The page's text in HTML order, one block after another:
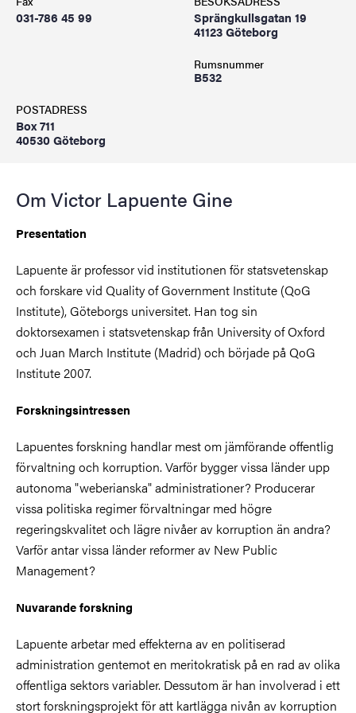
031-786 45 99
Sprängkullsgatan 19
41123 Göteborg
Rumsnummer
B532
POSTADRESS
Box 711
40530 Göteborg
Om Victor Lapuente Gine
Presentation
Lapuente är professor vid institutionen för statsvetenskap
och forskare vid Quality of Government Institute (QoG
Institute), Göteborgs universitet. Han tog sin
doktorsexamen i statsvetenskap från University of Oxford
och Juan March Institute (Madrid) och började på QoG
Institute 2007.
Forskningsintressen
Lapuentes forskning handlar mest om jämförande offentlig
förvaltning och korruption. Varför bygger vissa länder upp
autonoma "weberianska" administrationer? Producerar
vissa politiska regimer förvaltningar med högre
regeringskvalitet och lägre nivåer av korruption än andra?
Varför antar vissa länder reformer av New Public
Management?
Nuvarande forskning
Lapuente arbetar med effekterna av en politiserad
administration gentemot en meritokratisk på en rad av olika
offentliga sektors variabler. Dessutom är han involverad i ett
stort forskningsprojekt för att kartlägga nivån av korruption